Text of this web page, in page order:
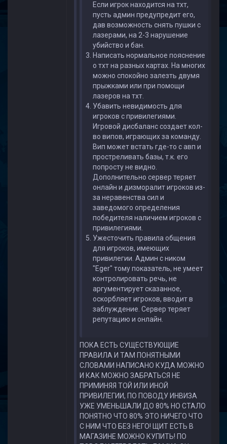
Если игрок находится на тхт,
пусть админ предупредит его,
дав возможность снять пушки с
лазерами, на 2-3 нарушение
убийство и бан.
Написать нормальное пояснение
о тхт на разных картах. На многих
можно спокойно залезть двумя
прыжками или при помощи
лазеров на тхт.
Убавить невидимость для
игроков с привилегиями.
Игровой дисбаланс создает кол-
во випов, играющих за команду.
Вип может встать где-то с авп и
простреливать базы, т.к. его
попросту не видно.
Дополнительно сервер теряет
онлайн и дизморалит игроков из-
за неравенства сил и
заведомого определения
победителя наличием игроков с
привилегиями.
Ужесточить правила общения
для игроков, имеющих
привилегии. Админ с ником
"Eger" тому показатель, не умеет
контролировать речь, не
аргументирует сказанное,
оскорбляет игроков, вводит в
заблуждение. Сервер теряет
репутацию и онлайн.
ПОКА ЕСТЬ СУЩЕСТВУЮЩИЕ
ПРАВИЛА И ТАМ ПОНЯТНЫМИ
СЛОВАМИ НАПИСАНО КУДА МОЖНО
И КАК МОЖНО ЗАБРАТЬСЯ НЕ
ПРИМИНЯЯ ТОЙ ИЛИ ИНОЙ
ПРИВИЛЕГИИ, ПО ПОВОДУ ИНВИЗА
УЖЕ УМЕНЬШАЛИ ДО 80% НО СТАЛО
ПОНЯТНО ЧТО 80% ЭТО НИЧЕГО ЧТО
С НИМ ЧТО БЕЗ НЕГО! ЩИТ ЕСТЬ В
МАГАЗИНЕ МОЖНО КУПИТЬ! ПО